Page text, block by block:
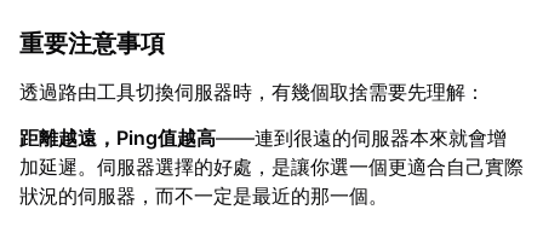
重要注意事項
透過路由工具切換伺服器時，有幾個取捨需要先理解：
距離越遠，Ping值越高——連到很遠的伺服器本來就會增
加延遲。伺服器選擇的好處，是讓你選一個更適合自己實際
狀況的伺服器，而不一定是最近的那一個。